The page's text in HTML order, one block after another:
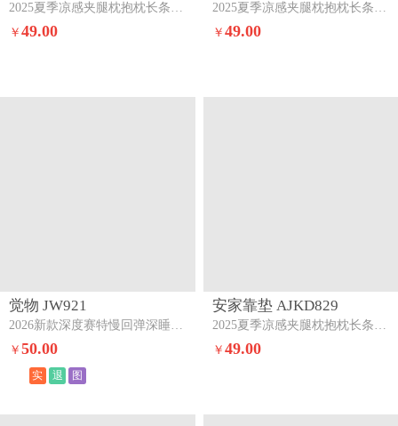
2025夏季凉感夹腿枕抱枕长条枕孕妇枕床头靠背靠垫跨境外贸【有】冬款-浅灰
￥49.00
2025夏季凉感夹腿枕抱枕长条枕孕妇枕床头靠背靠垫跨境外贸【有】春夏秋季-樱花粉
￥ 49.00
觉物 JW921
2026新款深度赛特慢回弹深睡枕头枕芯赛特慢回弹深睡枕
￥50.00
实 退 图
安家靠垫 AJKD829
2025夏季凉感夹腿枕抱枕长条枕孕妇枕床头靠背靠垫跨境外贸【有】冬款-浅灰
￥ 49.00